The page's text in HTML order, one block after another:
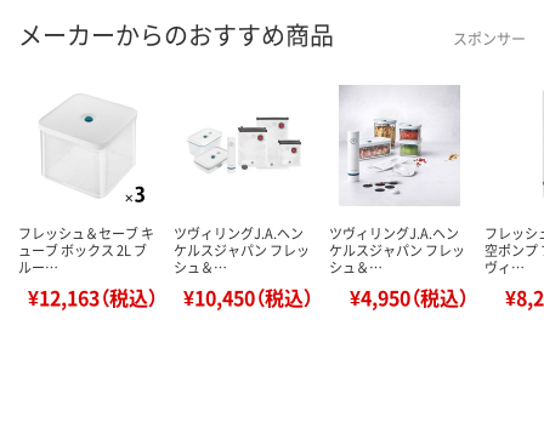
メーカーからのおすすめ商品 スポンサー
フレッシュ＆セーブ キ
ューブ ボックス 2L ブ
ルー…
¥12,163（税込）
ツヴィリングJ.A.ヘン
ケルスジャパン フレッ
シュ＆…
¥10,450（税込）
ツヴィリングJ.A.ヘン
ケルスジャパン フレッ
シュ＆…
¥4,950（税込）
フレッシ
空ポンプ
ヴィ…